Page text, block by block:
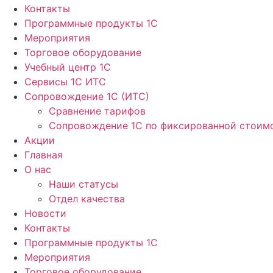
Контакты
Программные продукты 1C
Мероприятия
Торговое оборудование
Учебный центр 1C
Сервисы 1C ИТС
Сопровождение 1С (ИТС)
Сравнение тарифов
Сопровождение 1С по фиксированной
Акции
Главная
О нас
Наши статусы
Отдел качества
Новости
Контакты
Программные продукты 1C
Мероприятия